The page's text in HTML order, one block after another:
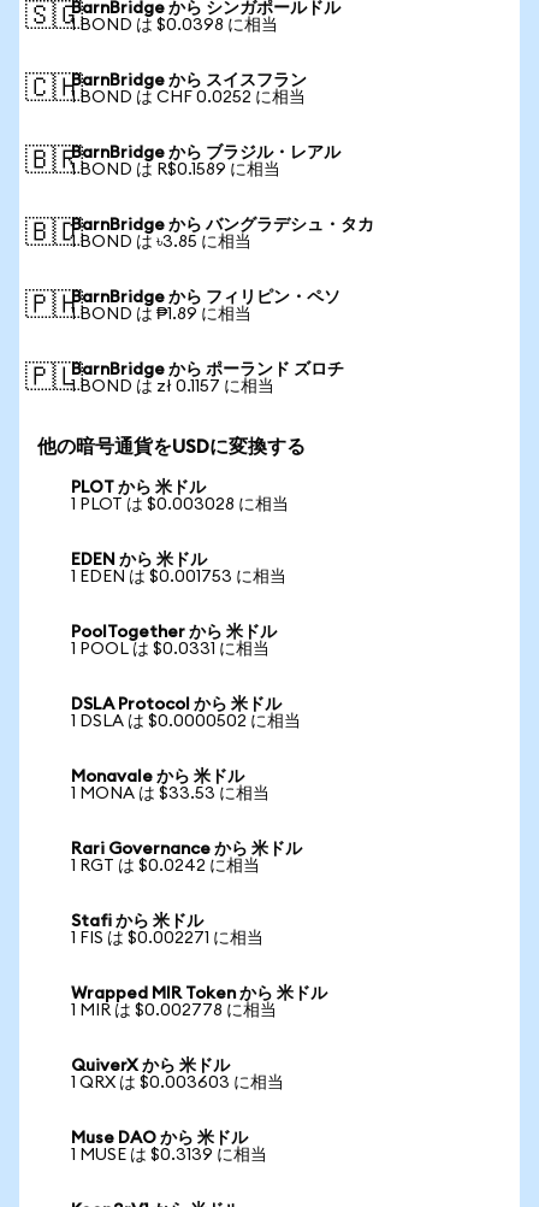
🇸🇬BarnBridge から シンガポールドル
1 BOND は $0.0398 に相当
🇨🇭BarnBridge から スイスフラン
1 BOND は CHF 0.0252 に相当
🇧🇷BarnBridge から ブラジル・レアル
1 BOND は R$0.1589 に相当
🇧🇩BarnBridge から バングラデシュ・タカ
1 BOND は ৳3.85 に相当
🇵🇭BarnBridge から フィリピン・ペソ
1 BOND は ₱1.89 に相当
🇵🇱BarnBridge から ポーランド ズロチ
1 BOND は zł 0.1157 に相当
他の暗号通貨をUSDに変換する
PLOT から 米ドル
1 PLOT は $0.003028 に相当
EDEN から 米ドル
1 EDEN は $0.001753 に相当
PoolTogether から 米ドル
1 POOL は $0.0331 に相当
DSLA Protocol から 米ドル
1 DSLA は $0.0000502 に相当
Monavale から 米ドル
1 MONA は $33.53 に相当
Rari Governance から 米ドル
1 RGT は $0.0242 に相当
Stafi から 米ドル
1 FIS は $0.002271 に相当
Wrapped MIR Token から 米ドル
1 MIR は $0.002778 に相当
QuiverX から 米ドル
1 QRX は $0.003603 に相当
Muse DAO から 米ドル
1 MUSE は $0.3139 に相当